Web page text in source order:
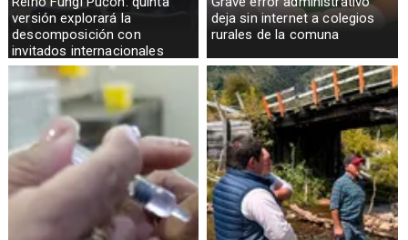
versión explorará la
descomposición con
invitados internacionales
deja sin internet a colegios
rurales de la comuna